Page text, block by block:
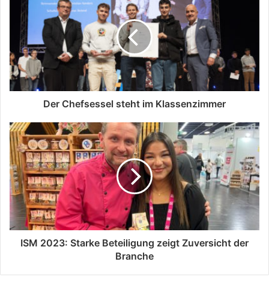
Der Chefsessel steht im Klassenzimmer
ISM 2023: Starke Beteiligung zeigt Zuversicht der
Branche